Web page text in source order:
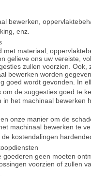
bewerken,
enz.
met materiaal,
gelieve ons uw vereiste,
zullen voorzien. Ook,
bewerken worden
goed wordt gevonden. In
om de suggesties goed te
in het machinaal bewerken
onze manier om de
machinaal bewerken te
kostendalingen
goederen geen moeten
voorzien of zullen